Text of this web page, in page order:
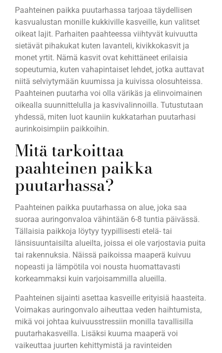
Paahteinen paikka puutarhassa tarjoaa täydellisen
kasvualustan monille kukkiville kasveille, kun valitset
oikeat lajit. Parhaiten paahteessa viihtyvät kuivuutta
sietävät pihakukat kuten lavanteli, kivikkokasvit ja
monet yrtit. Nämä kasvit ovat kehittäneet erilaisia
sopeutumia, kuten vahapintaiset lehdet, jotka auttavat
niitä selviytymään kuumissa ja kuivissa olosuhteissa.
Paahteinen puutarha voi olla värikäs ja elinvoimainen
oikealla suunnittelulla ja kasvivalinnoilla. Tutustutaan
yhdessä, miten luot kauniin kukkatarhan puutarhasi
aurinkoisimpiin paikkoihin.
Mitä tarkoittaa
paahteinen paikka
puutarhassa?
Paahteinen paikka puutarhassa on alue, joka saa
suoraa auringonvaloa vähintään 6-8 tuntia päivässä.
Tällaisia paikkoja löytyy tyypillisesti etelä- tai
länsisuuntaisilta alueilta, joissa ei ole varjostavia puita
tai rakennuksia. Näissä paikoissa maaperä kuivuu
nopeasti ja lämpötila voi nousta huomattavasti
korkeammaksi kuin varjoisammilla alueilla.
Paahteinen sijainti asettaa kasveille erityisiä haasteita.
Voimakas auringonvalo aiheuttaa veden haihtumista,
mikä voi johtaa kuivuusstressiin monilla tavallisilla
puutarhakasveilla. Lisäksi kuuma maaperä voi
vaikeuttaa juurten kehittymistä ja ravinteiden